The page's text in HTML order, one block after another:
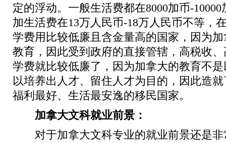
定的浮动。一般生活费都在8000加币-
加生活费在13万人民币-18万人民币不等，
学费用比较低廉且含金量高的国家，因为
教育，因此受到政府的直接管辖，高税收
学费就比较低廉了，因为加拿大的教育不
以培养出人才、留住人才为目的，因此造
福利最好、生活最安逸的移民国家。
加拿大文科就业前景：
对于加拿大文科专业的就业前景还是非